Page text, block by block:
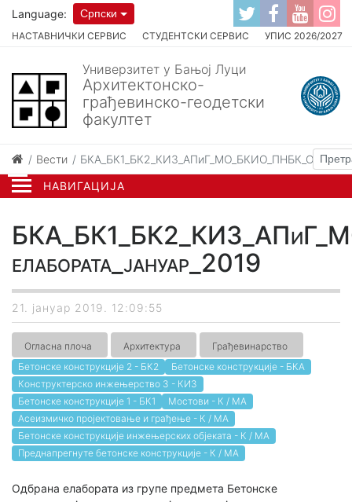
НАВИГАЦИЈА
НАСТАВНИЧКИ СЕРВИС СТУДЕНТСКИ СЕРВИС УПИС 2026/2027
Language: Српски
Универзитет у Бањој Луци
Архитектонско-
грађевинско-геодетски
факултет
Вести БКА_БК1_БК2_КИ3_AПиГ_МО_БКИО_ПНБК_Одбрана
елабората_јануар_2019
21. јануар 2019. 12:09:55
Огласна плоча Архитектура
Грађевинарство
Бетонске конструкције 2 - БК2
Бетонске конструкције - БКА
Конструктерско инжењерство 3 - КИ3
Бетонске конструкције 1 - БК1
Мостови - К / МА
Асеизмичко пројектовање и грађење - К / МА
Бетонске конструкције инжењерских објеката - К / МА
Преднапрегнуте бетонске конструкције - К / МА
Одбрана елабората из групе предмета Бетонске